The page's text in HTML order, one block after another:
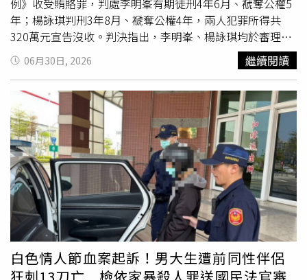
區服務。合法的保全公司，資本額最低四千萬，政府設這麼
高的門檻，就是因為保全人員深入社區，與住戶生活相當緊
密，可以接觸到住戶個資、隱私，萬一出事，依照保全法，
合法公司必須買保險，加上雄厚的資本額，肯定有能力賠
償。而且，正牌保全公司必須接受警方的列管，主管機關是
各縣市政府警察局的刑事警察大隊與分局偵查隊，不但每個
保全人員必須無前科，通過「安全調查」，保全公司也得定
期受警方的業務監督，若有違規，罰款動輒數十萬、上百
萬。此外，合法保全公司聘任的保全人員，派駐社區上哨之
前必須接受40小時的「職前訓練」，就職後，還得每月回公
司接受四小時的「在職訓練」，其安全審核，比「良民證」
還嚴謹；張達錩說，上述種種限制，讓合法保全公司不敢亂
搞，這就是住戶的保障。可是，因為黑牌保全公司削價競
爭，獲得不少社區青睞，張達錩說，警方沒有正確數據，但
依據保全公會推估，台中市至少有四分之一的社區，是聘用
黑牌保全，其他五都的情形大概也差不多。台中市議員周永
例》收受賄賂罪，判處李明峯有期徒刑4年6月、褫奪公權5
年；楊詠琪判刑3年8月、褫奪公權4年，兩人犯罪所得共
320萬元宣告沒收。判決指出，李明峯、楊詠琪均於審理期
間坦承犯行。李明峯在庭訊時表示，自己沒有出資，而是以
「插乾股」方式加入合作，與楊女及曾姓業者屬於共同經營
關係，並向法院請求交保處理後續事宜；辯護律師則強調，
李已自白且願意繳回犯罪所得，希望法院從輕量刑。檢方調
查，李明峯自2023年間起與曾姓業者、楊詠琪達成協議，
由曾男負責代理進口高壓細水霧機組，楊女處理聯繫進口及
行政事務，李則利用消防局長身分，在公開活動及私人聚會
中積極向企業及善心人士推廣相關設備，甚至要求消防局人
員配合，引導原本打算捐贈救護車的民眾，改為捐贈高壓細
水霧機組或幫浦消防車。當捐贈者表達意願後，李明峯再將
捐贈者資訊提供給曾男及楊女接洽簽約，待消防設備完成採
購後，再由李以局長職權核准受贈，使整套流程順利完成。
檢方統計，自2023年至2024年7月底，共成功販售高壓細水
霧機組12組、幫浦消防車8輛，總獲利480萬元，三人約定
06月30日, 2026 繼續閱讀
白色情人節血案起訴！男大生遭前同性伴侶